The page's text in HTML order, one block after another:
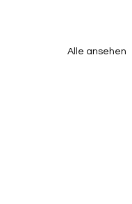
Alle ansehen